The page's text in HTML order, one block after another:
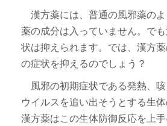
漢方薬には、普通の風邪薬の
薬の成分は入っていません。で
状は抑えられます。では、漢方
の症状を抑えるのでしょう？
風邪の初期症状である発熱、
ウイルスを追い出そうとする生体
漢方薬はこの生体防御反応を上